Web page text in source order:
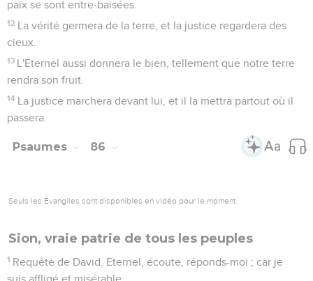
de mes supplications.
7 Je t'invoque au jour de ma détresse, car tu m'exauces.
8 Seigneur, il n'y a aucun entre les dieux qui soit semblable à
toi, et il n'y a point de telles oeuvres que les tiennes.
9 Seigneur, toutes les nations que tu as faites viendront, et
se prosterneront devant toi, et glorifieront ton Nom ;
10 Car tu es grand, et tu fais des choses merveilleuses, tu es
Dieu, toi seul.
12
Seigneur mon Dieu, je te célébrerai de tout mon coeur, et
13 Car ta bonté est grande envers moi, et tu as retiré mon
Ô Dieu ! des gens orgueilleux se sont élevés contre moi,